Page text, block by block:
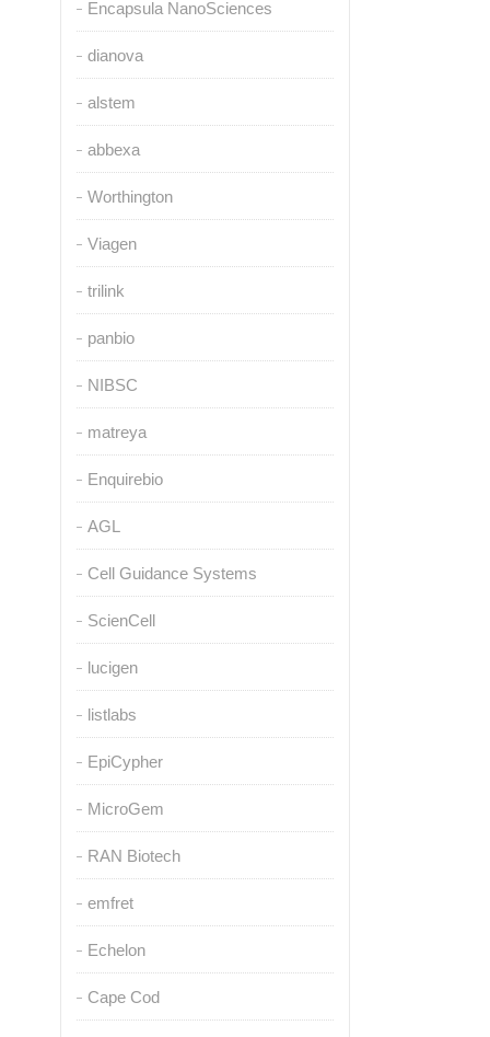
Encapsula NanoSciences
dianova
alstem
abbexa
Worthington
Viagen
trilink
panbio
NIBSC
matreya
Enquirebio
AGL
Cell Guidance Systems
ScienCell
lucigen
listlabs
EpiCypher
MicroGem
RAN Biotech
emfret
Echelon
Cape Cod